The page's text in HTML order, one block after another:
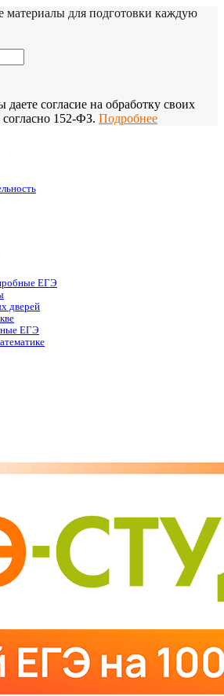
для подготовки каждую
согласие на обработку своих
152-ФЗ. Подробнее
ЕГЭ
дверей
ЕГЭ